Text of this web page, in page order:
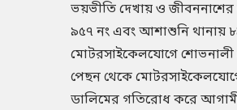
ভয়ভীতি দেখায় ও জীবননাশের
৯৫৭ নং এবং আশাশুনি থানায়
মোটরসাইকেলযোগে শোভনালী
পেছন থেকে মোটরসাইকেলযোগে
ডালিমের গতিরোধ করে আগামী